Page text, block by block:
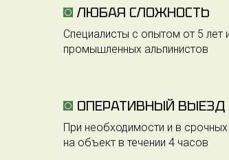
ЛЮБАЯ СЛОЖНОСТЬ
Специалисты с опытом от 5 лет
промышленных альпинистов
ОПЕРАТИВНЫЙ ВЫЕЗД
При необходимости и в
на объект в течении 4 часов